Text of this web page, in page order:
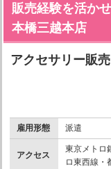
販売経験を活か
本橋三越本店
アクセサリー販
雇用形態 派遣
アクセス
東京メトロ
ロ東西線・